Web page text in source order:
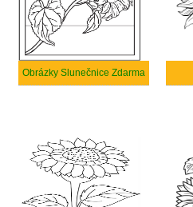
Obrázky Slunečnice Zdarma